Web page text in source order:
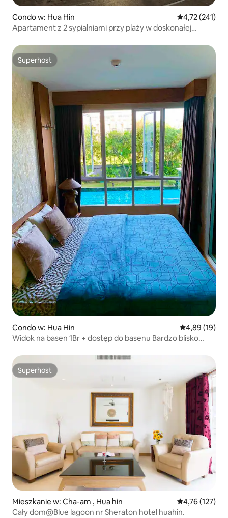
Condo w: Hua Hin Średnia
4,72 (241)
Apartament z 2 sypialniami przy plaży w doskonałej
Superhost
Superhost
Condo w: Hua Hin Średnia
4,89 (19)
Widok na basen 1Br + dostęp do basenu Bardzo blisko
Superhost
Superhost
Mieszkanie w: Cha-am , Hua hin Średnia
4,76 (127)
Cały dom@Blue lagoon nr Sheraton hotel huahin.